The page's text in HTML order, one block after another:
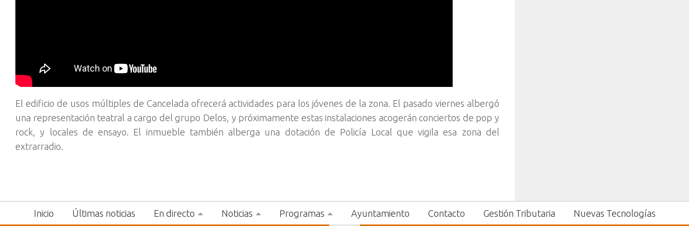
El edificio de usos múltiples de Cancelada ofrecerá actividades para los jóvenes de la zona. El pasado viernes albergó
una representación teatral a cargo del grupo Delos, y próximamente estas instalaciones acogerán conciertos de pop y
rock, y locales de ensayo. El inmueble también alberga una dotación de Policía Local que vigila esa zona del
extrarradio.
Inicio Últimas noticias En directo Noticias Programas Ayuntamiento Contacto Gestión Tributaria Nuevas Tecnologías